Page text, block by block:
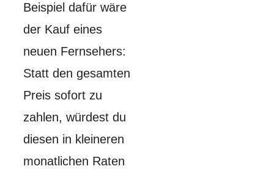
Beispiel dafür wäre
der Kauf eines
neuen Fernsehers:
Statt den gesamten
Preis sofort zu
zahlen, würdest du
diesen in kleineren
monatlichen Raten